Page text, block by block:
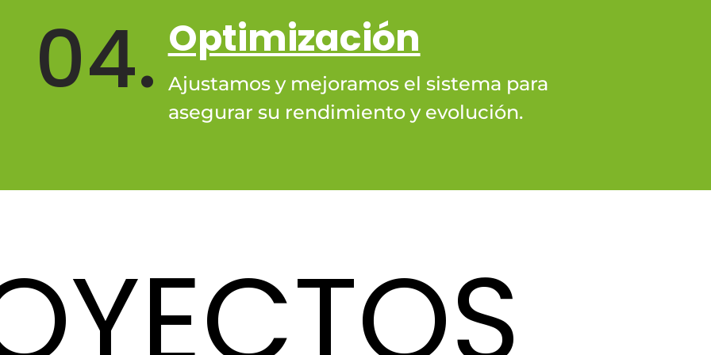
04. Optimización
Ajustamos y mejoramos el sistema para
asegurar su rendimiento y evolución.